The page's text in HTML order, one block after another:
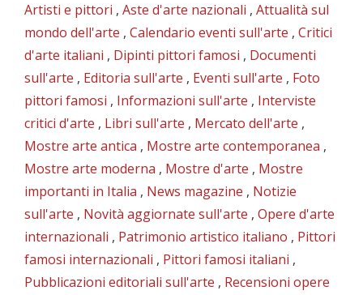
Artisti e pittori , Aste d'arte nazionali , Attualità sul
mondo dell'arte , Calendario eventi sull'arte , Critici
d'arte italiani , Dipinti pittori famosi , Documenti
sull'arte , Editoria sull'arte , Eventi sull'arte , Foto
pittori famosi , Informazioni sull'arte , Interviste
critici d'arte , Libri sull'arte , Mercato dell'arte ,
Mostre arte antica , Mostre arte contemporanea ,
Mostre arte moderna , Mostre d'arte , Mostre
importanti in Italia , News magazine , Notizie
sull'arte , Novità aggiornate sull'arte , Opere d'arte
internazionali , Patrimonio artistico italiano , Pittori
famosi internazionali , Pittori famosi italiani ,
Pubblicazioni editoriali sull'arte , Recensioni opere